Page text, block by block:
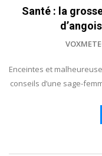
Santé : la
Enceintes et
conseils d’une sage-